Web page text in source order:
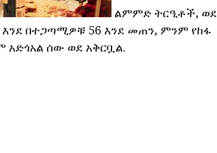
ልምምድ ትርዒቶች, ወደ
በተጋጣሚዎቹ 56 እንደ መጠን, ምንም የከፋ
አድጎአል ሰው ወደ አቅርቧል.